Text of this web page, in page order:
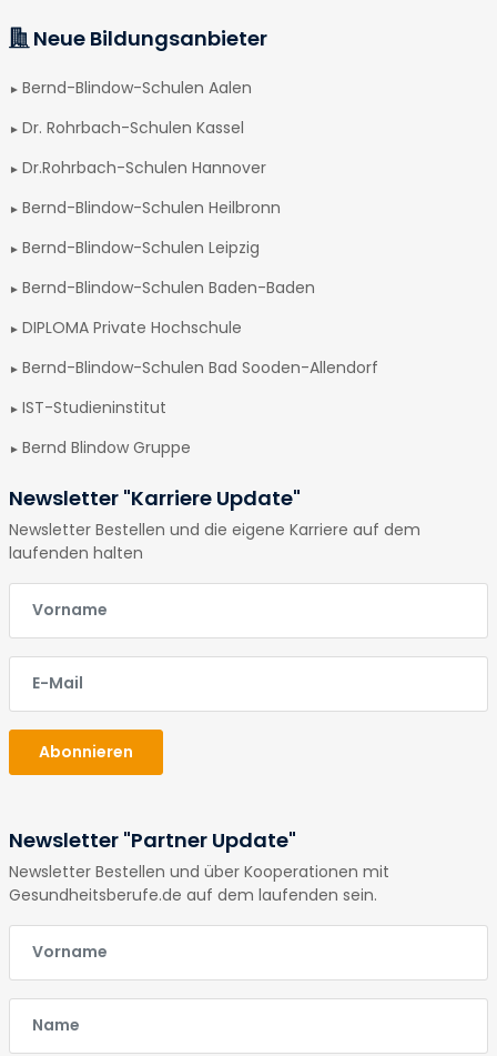
Neue Bildungsanbieter
Bernd-Blindow-Schulen Aalen
Dr. Rohrbach-Schulen Kassel
Dr.Rohrbach-Schulen Hannover
Bernd-Blindow-Schulen Heilbronn
Bernd-Blindow-Schulen Leipzig
Bernd-Blindow-Schulen Baden-Baden
DIPLOMA Private Hochschule
Bernd-Blindow-Schulen Bad Sooden-Allendorf
IST-Studieninstitut
Bernd Blindow Gruppe
Newsletter "Karriere Update"
Newsletter Bestellen und die eigene Karriere auf dem
laufenden halten
E-Mail
E-Mail
Abonnieren
Newsletter "Partner Update"
Newsletter Bestellen und über Kooperationen mit
Gesundheitsberufe.de auf dem laufenden sein.
E-Mail
E-Mail